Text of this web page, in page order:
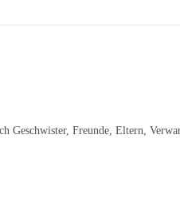
Geschwister, Freunde, Eltern,